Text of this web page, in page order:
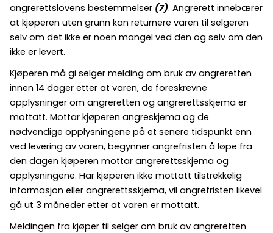
angrerettslovens bestemmelser (7). Angrerett innebærer
at kjøperen uten grunn kan returnere varen til selgeren
selv om det ikke er noen mangel ved den og selv om den
ikke er levert.
Kjøperen må gi selger melding om bruk av angreretten
innen 14 dager etter at varen, de foreskrevne
opplysninger om angreretten og angrerettsskjema er
mottatt. Mottar kjøperen angreskjema og de
nødvendige opplysningene på et senere tidspunkt enn
ved levering av varen, begynner angrefristen å løpe fra
den dagen kjøperen mottar angrerettsskjema og
opplysningene. Har kjøperen ikke mottatt tilstrekkelig
informasjon eller angrerettsskjema, vil angrefristen likevel
gå ut 3 måneder etter at varen er mottatt.
Meldingen fra kjøper til selger om bruk av angreretten